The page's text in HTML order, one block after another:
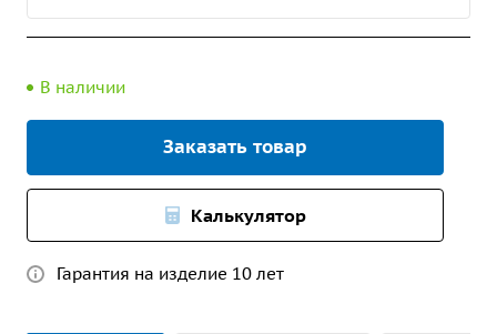
В наличии
Заказать товар
Калькулятор
Гарантия на изделие 10 лет